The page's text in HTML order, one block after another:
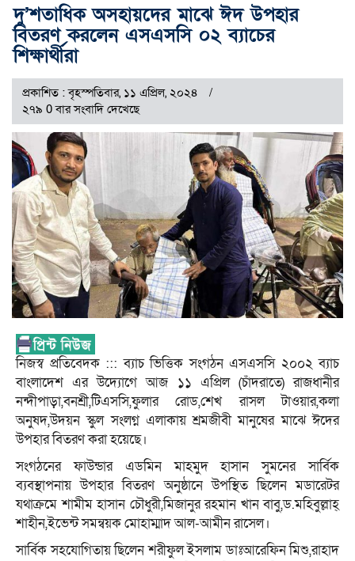
দু’শতাধিক অসহায়দের মাঝে ঈদ উপহার
বিতরণ করলেন এসএসসি ০২ ব্যাচের
শিক্ষার্থীরা
প্রকাশিত : বৃহস্পতিবার, ১১ এপ্রিল, ২০২৪
২৭৯ 0 বার সংবাদি দেখেছে
নিজস্ব প্রতিবেদক ::: ব্যাচ ভিত্তিক সংগঠন এসএসসি ২০০২ ব্যাচ
বাংলাদেশ এর উদ্যোগে আজ ১১ এপ্রিল (চাঁদরাতে) রাজধানীর
নন্দীপাড়া,বনশ্রী,টিএসসি,ফুলার রোড,শেখ রাসল টাওয়ার,কলা
অনুষদ,উদয়ন স্কুল সংলগ্ন এলাকায় শ্রমজীবী মানুষের মাঝে ঈদের
উপহার বিতরণ করা হয়েছে।
সংগঠনের ফাউন্ডার এডমিন মাহমুদ হাসান সুমনের সার্বিক
ব্যবস্থাপনায় উপহার বিতরণ অনুষ্ঠানে উপস্থিত ছিলেন মডারেটর
যথাক্রমে শামীম হাসান চৌধুরী,মিজানুর রহমান খান বাবু,ড.মহিবুল্লাহ্
শাহীন,ইভেন্ট সমন্বয়ক মোহাম্মাদ আল-আমীন রাসেল।
সার্বিক সহযোগিতায় ছিলেন শরীফুল ইসলাম ডাঃআরেফিন মিশু,রাহাদ